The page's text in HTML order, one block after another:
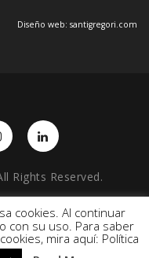
Diseño web: santigregori.com
Rights Reserved.
cookies. Al continuar
con su uso. Para saber
mira aquí: Política